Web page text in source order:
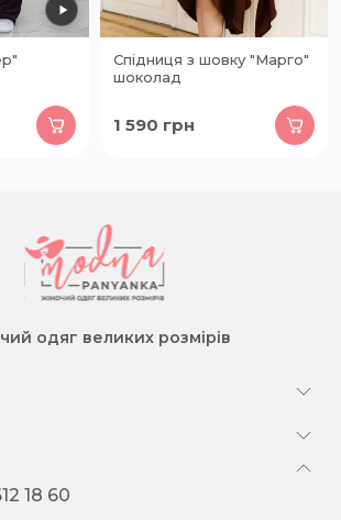
Спідниця з шовку "Марго"
шоколад
1 590 грн
одяг великих розмірів
18 60